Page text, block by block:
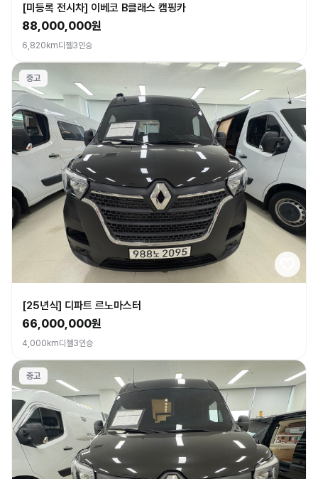
[미등록 전시차] 이베코 B클래스 캠핑카
88,000,000원
6,820km디젤3인승
중고
[25년식] 디파트 르노마스터
66,000,000원
4,000km디젤3인승
중고